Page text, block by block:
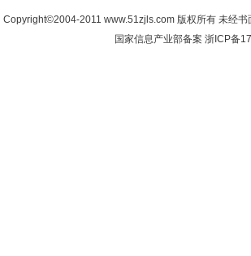
Copyright©2004-2011 www.51zjls.com 版权所有 未经
国家信息产业部备案 浙ICP备